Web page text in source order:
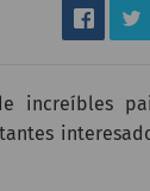
increíbles